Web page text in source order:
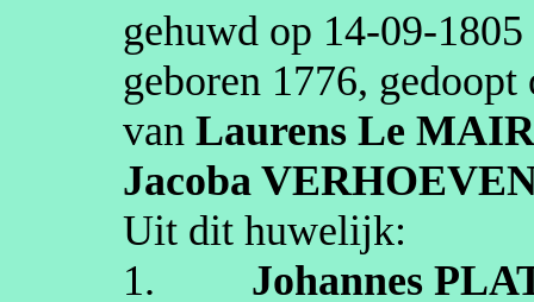
gehuwd op 14‑09‑1805
geboren 1776,
vanLaurens Le
Jacoba
Uit dit huwelijk:
1.
Johannes